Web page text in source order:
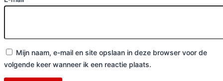
Mijn naam, e-mail en site opslaan in deze browser voor de
volgende keer wanneer ik een reactie plaats.